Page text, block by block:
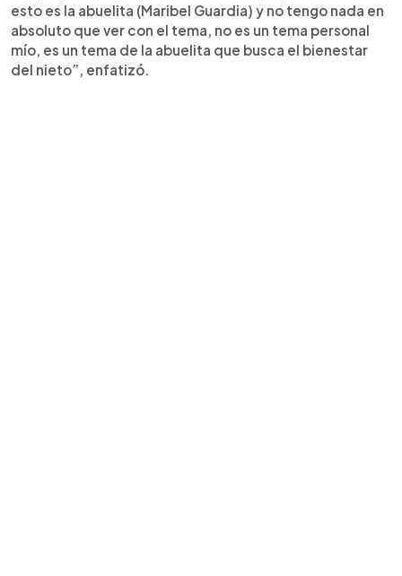
esto es la abuelita (Maribel Guardia) y no tengo nada en
absoluto que ver con el tema, no es un tema personal
mío, es un tema de la abuelita que busca el bienestar
del nieto”, enfatizó.